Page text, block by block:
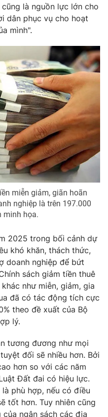
video
Thể thao
động sản
lòng Việt
mình bằng AI
Việt Nam
điện tử số 483/GP-BTTTT
Hạnh, Phạm Quốc Thắng,
355 932
là nguồn lực lớn cho
dân phục vụ cho hoạt
mình".
miễn giảm, giãn hoãn
nghiệp là trên 197.000
minh họa.
2025 trong bối cảnh dự
khó khăn, thách thức,
doanh nghiệp để bứt
sách giảm tiền thuê
như miễn, giảm, gia
đã có tác động tích cực
theo đề xuất của Bộ
lý.
tương đương như mọi
đối sẽ nhiều hơn. Bởi
hơn so với các năm
Đất đai có hiệu lực.
phù hợp, nếu có điều
tốt hơn. Tuy nhiên cũng
ngân sách các địa